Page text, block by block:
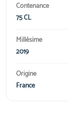
Contenance
75 CL
Millésime
2019
Origine
France